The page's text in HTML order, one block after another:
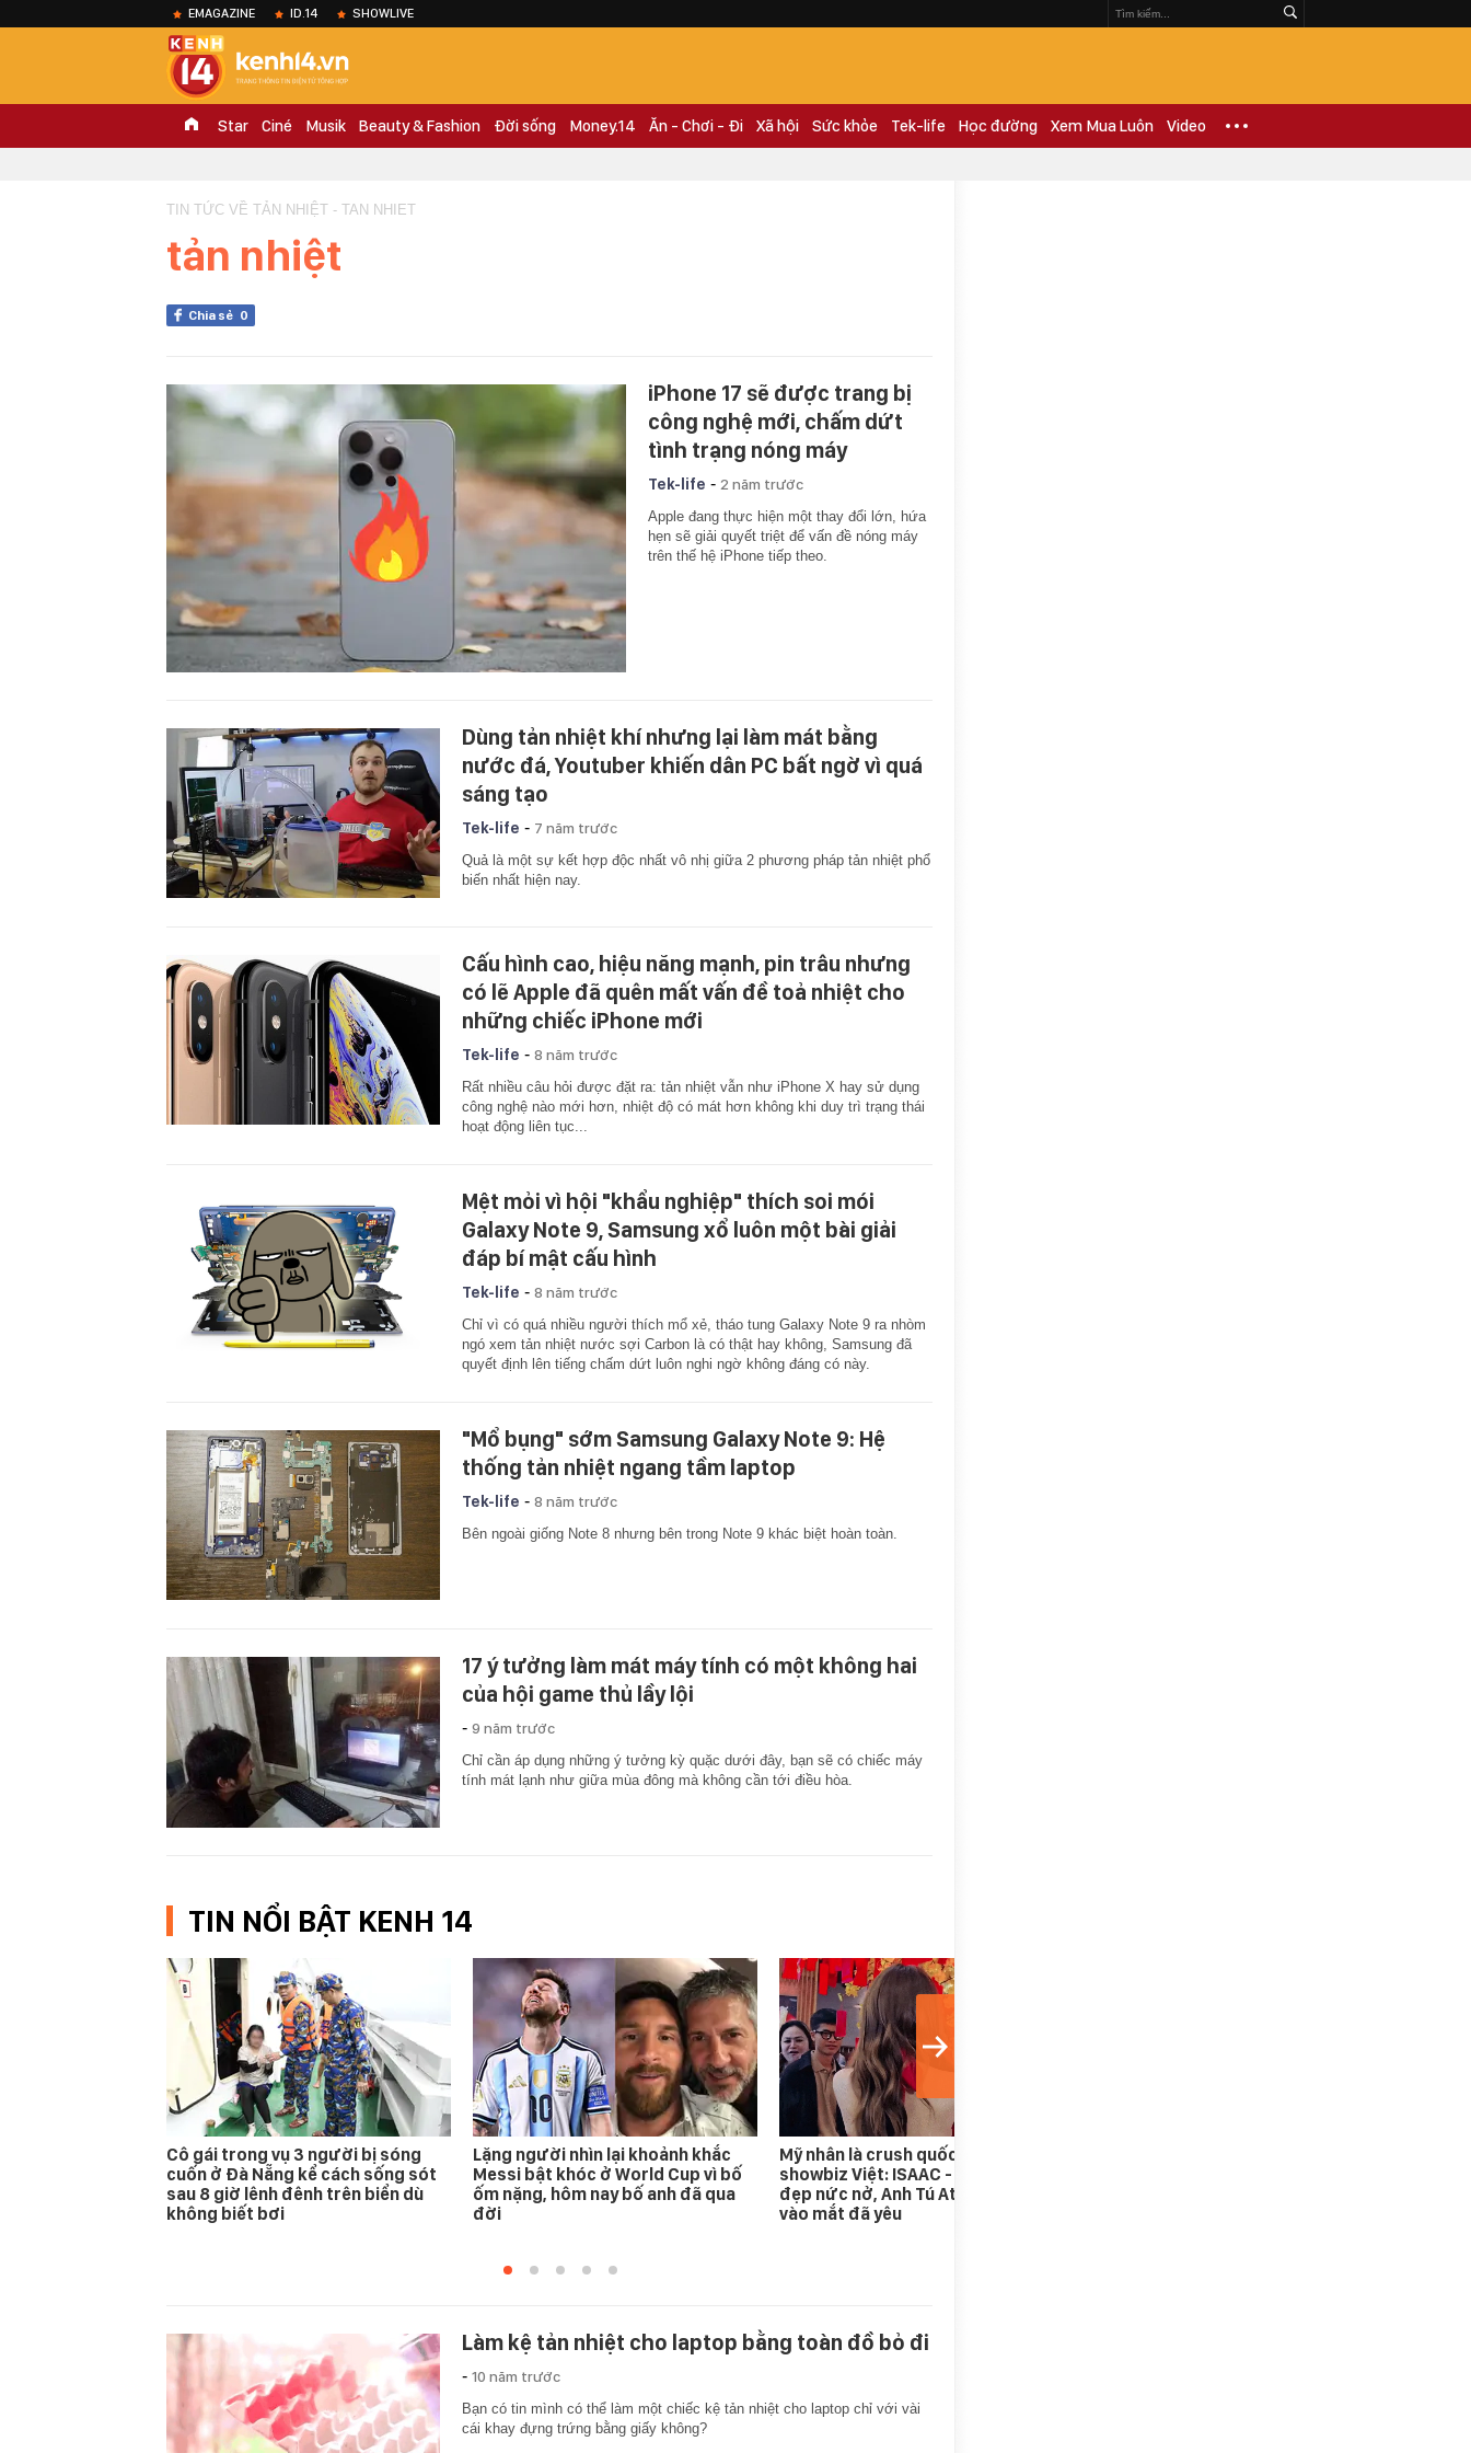
EMAGAZINE ID.14 SHOWLIVE
Star Ciné Musik Beauty & Fashion Đời sống Money.14 Ăn - Chơi - Đi Xã hội Sức khỏe Tek-life Học đường Xem Mua Luôn Video
TIN TỨC VỀ TẢN NHIỆT - TAN NHIET
tản nhiệt
Chia sẻ 0
iPhone 17 sẽ được trang bị
công nghệ mới, chấm dứt
tình trạng nóng máy
Tek-life - 2 năm trước
Apple đang thực hiện một thay đổi lớn, hứa
hẹn sẽ giải quyết triệt để vấn đề nóng máy
trên thế hệ iPhone tiếp theo.
Dùng tản nhiệt khí nhưng lại làm mát bằng
nước đá, Youtuber khiến dân PC bất ngờ vì quá
sáng tạo
Tek-life - 7 năm trước
Quả là một sự kết hợp độc nhất vô nhị giữa 2 phương pháp tản nhiệt phổ
biến nhất hiện nay.
Cấu hình cao, hiệu năng mạnh, pin trâu nhưng
có lẽ Apple đã quên mất vấn đề toả nhiệt cho
những chiếc iPhone mới
Tek-life - 8 năm trước
Rất nhiều câu hỏi được đặt ra: tản nhiệt vẫn như iPhone X hay sử dụng
công nghệ nào mới hơn, nhiệt độ có mát hơn không khi duy trì trạng thái
hoạt động liên tục...
Mệt mỏi vì hội "khẩu nghiệp" thích soi mói
Galaxy Note 9, Samsung xổ luôn một bài giải
đáp bí mật cấu hình
Tek-life - 8 năm trước
Chỉ vì có quá nhiều người thích mổ xẻ, tháo tung Galaxy Note 9 ra nhòm
ngó xem tản nhiệt nước sợi Carbon là có thật hay không, Samsung đã
quyết định lên tiếng chấm dứt luôn nghi ngờ không đáng có này.
"Mổ bụng" sớm Samsung Galaxy Note 9: Hệ
thống tản nhiệt ngang tầm laptop
Tek-life - 8 năm trước
Bên ngoài giống Note 8 nhưng bên trong Note 9 khác biệt hoàn toàn.
17 ý tưởng làm mát máy tính có một không hai
của hội game thủ lầy lội
- 9 năm trước
Chỉ cần áp dụng những ý tưởng kỳ quặc dưới đây, bạn sẽ có chiếc máy
tính mát lạnh như giữa mùa đông mà không cần tới điều hòa.
TIN NỔI BẬT KENH 14
Cô gái trong vụ 3 người bị sóng
cuốn ở Đà Nẵng kể cách sống sót
sau 8 giờ lênh đênh trên biển dù
không biết bơi
Lặng người nhìn lại khoảnh khắc
Messi bật khóc ở World Cup vì bố
ốm nặng, hôm nay bố anh đã qua
đời
Mỹ nhân là crush quốc dân của
showbiz Việt: ISAAC - Binz khen
đẹp nức nở, Anh Tú Atus vừa nhìn
vào mắt đã yêu
Làm kệ tản nhiệt cho laptop bằng toàn đồ bỏ đi
- 10 năm trước
Bạn có tin mình có thể làm một chiếc kệ tản nhiệt cho laptop chỉ với vài
cái khay đựng trứng bằng giấy không?